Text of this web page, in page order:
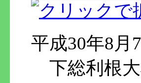
平成30年8月
下総利根